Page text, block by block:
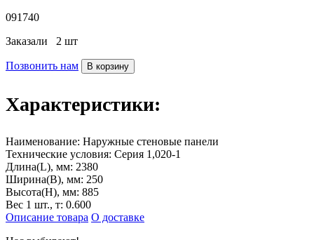
091740
Заказали 2 шт
Позвонить нам В корзину
Характеристики:
Наименование: Наружные стеновые панели
Технические условия: Серия 1,020-1
Длина(L), мм: 2380
Ширина(B), мм: 250
Высота(H), мм: 885
Вес 1 шт., т: 0.600
Описание товара О доставке